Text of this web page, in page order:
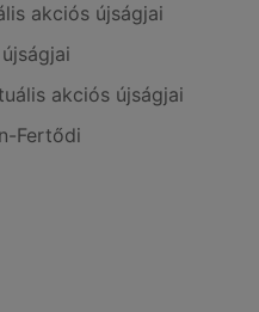
akciós újságjai
akciós újságjai
Fertődi